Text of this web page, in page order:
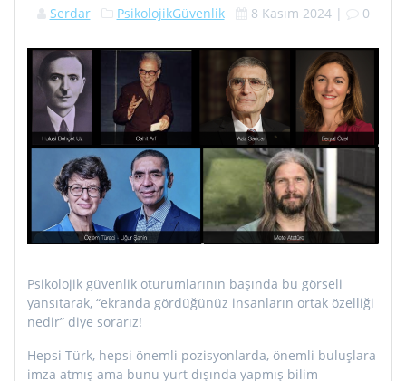
Serdar PsikolojikGüvenlik 8 Kasım 2024| 0
Psikolojik güvenlik oturumlarının başında bu görseli
yansıtarak, “ekranda gördüğünüz insanların ortak özelliği
nedir” diye sorarız!
Hepsi Türk, hepsi önemli pozisyonlarda, önemli buluşlara
imza atmış ama bunu yurt dışında yapmış bilim